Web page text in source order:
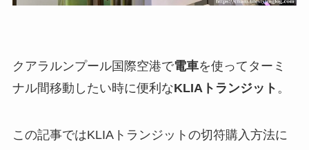
クアラルンプール国際空港で電車を使ってターミ
ナル間移動したい時に便利なKLIAトランジット 。
この記事ではKLIAトランジットの切符購入方法に